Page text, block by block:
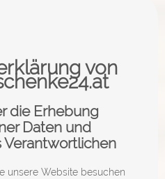
von
die Erhebung
Daten und
Verantwortlichen
unsere Website besuchen